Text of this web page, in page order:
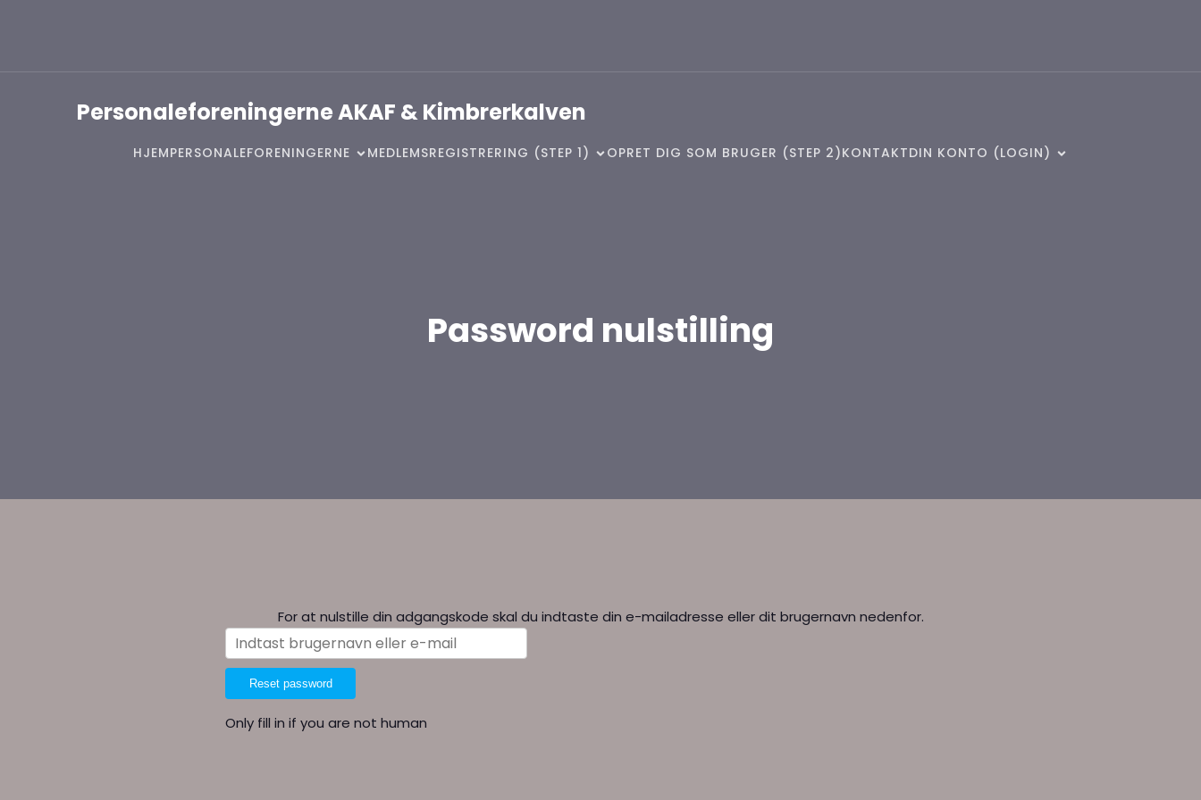
Personaleforeningerne AKAF & Kimbrerkalven
HJEMPERSONALEFORENINGERNE MEDLEMSREGISTRERING (STEP 1) OPRET DIG SOM BRUGER (STEP 2)KONTAKTDIN KONTO (LOGIN)
Password nulstilling
For at nulstille din adgangskode skal du indtaste din e-mailadresse eller dit brugernavn nedenfor.
Only fill in if you are not human